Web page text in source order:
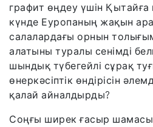
графит өңдеу үшін Қытайға
күнде Еуропаның жақын
салалардағы орнын
алатыны туралы сенімді
шындық түбегейлі сұрақ
өнеркәсіптік өндірісін
қалай айналдырды?
Соңғы ширек ғасыр